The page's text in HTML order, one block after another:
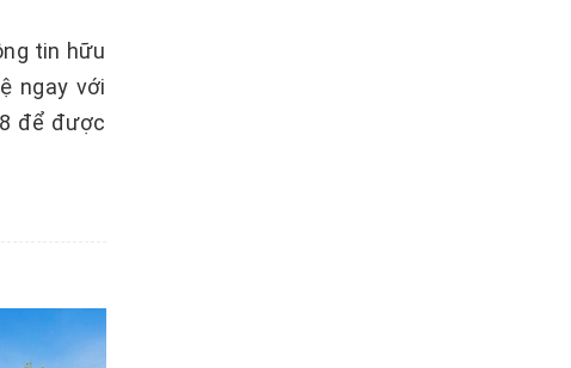
tin hữu
ngay với
để được